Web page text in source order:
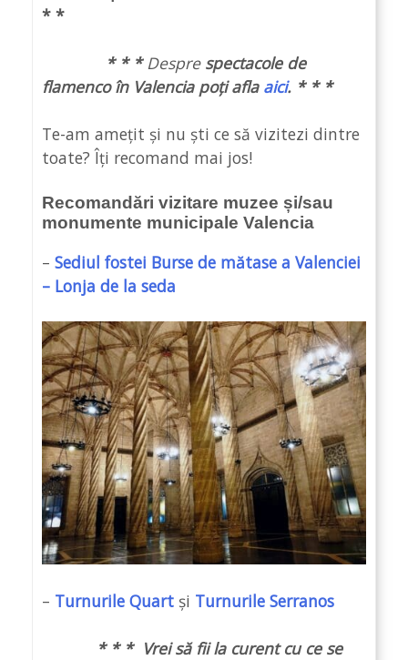
* *
* * *Desprespectacole de
flamenco în Valencia poți afla aici. * * *
Te-am amețit și nu ști ce să vizitezi dintre
toate? Îți recomand mai jos!
Recomandări vizitare muzee și/sau
monumente municipale Valencia
– Sediul fostei Burse de mătase a Valenciei
– Lonja de la seda
– Turnurile Quart și Turnurile Serranos
* * * Vrei să fii la curent cu ce se